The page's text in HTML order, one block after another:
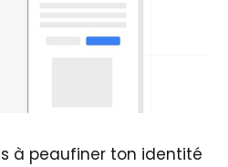
à peaufiner ton identité